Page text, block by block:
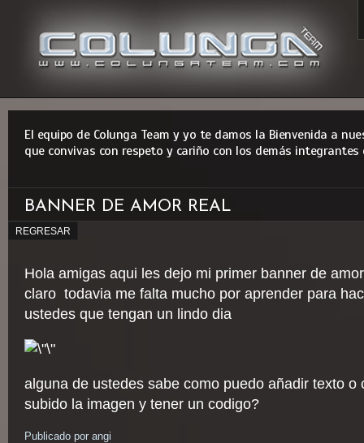
El equipo de Colunga Team y yo te damos la Bienvenida a
que convivas con respeto y cariño con los demás integrantes
BANNER DE AMOR REAL
REGRESAR
Hola amigas aqui les dejo mi primer banner de
claro todavia me falta mucho por aprender para
ustedes que tengan un lindo dia
alguna de ustedes sabe como puedo añadir texto
subido la imagen y tener un codigo?
Publicado por angi